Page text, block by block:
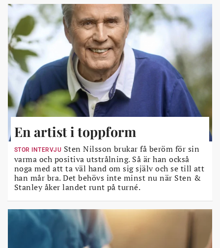
En artist i toppform
STOR INTERVJU Sten Nilsson brukar få beröm för sin
varma och positiva utstrålning. Så är han också
noga med att ta väl hand om sig själv och se till att
han mår bra. Det behövs inte minst nu när Sten &
Stanley åker landet runt på turné.